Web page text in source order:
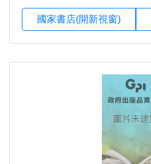
國家書店(開新視窗)